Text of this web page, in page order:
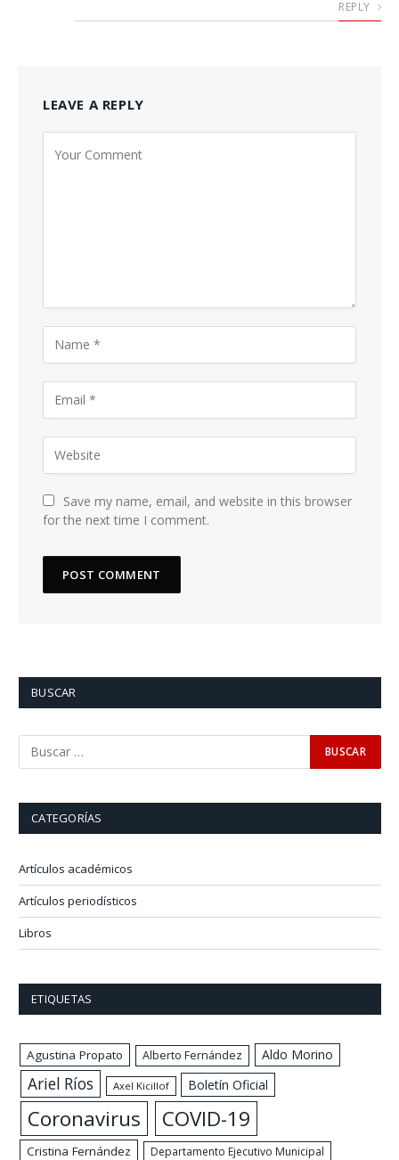
REPLY
LEAVE A REPLY
Save my name, email, and website in this browser
for the next time I comment.
BUSCAR
CATEGORÍAS
Artículos académicos
Artículos periodísticos
Libros
ETIQUETAS
Agustina Propato Alberto Fernández Aldo Morino
Ariel Ríos Axel Kicillof Boletín Oficial
Coronavirus COVID-19
Cristina Fernández Departamento Ejecutivo Municipal